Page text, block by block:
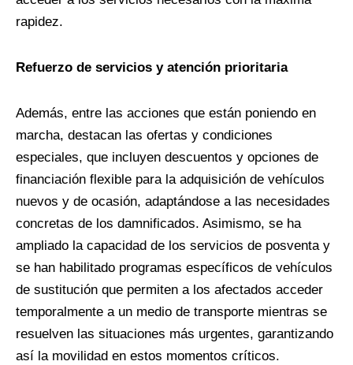
rapidez.
Refuerzo de servicios y atención prioritaria
Además, entre las acciones que están poniendo en
marcha, destacan las ofertas y condiciones
especiales, que incluyen descuentos y opciones de
financiación flexible para la adquisición de vehículos
nuevos y de ocasión, adaptándose a las necesidades
concretas de los damnificados. Asimismo, se ha
ampliado la capacidad de los servicios de posventa y
se han habilitado programas específicos de vehículos
de sustitución que permiten a los afectados acceder
temporalmente a un medio de transporte mientras se
resuelven las situaciones más urgentes, garantizando
así la movilidad en estos momentos críticos.